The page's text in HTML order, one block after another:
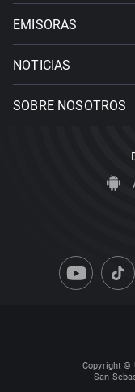
EMISORAS
NOTICIAS
SOBRE NOSOTROS
Copyright ©
San